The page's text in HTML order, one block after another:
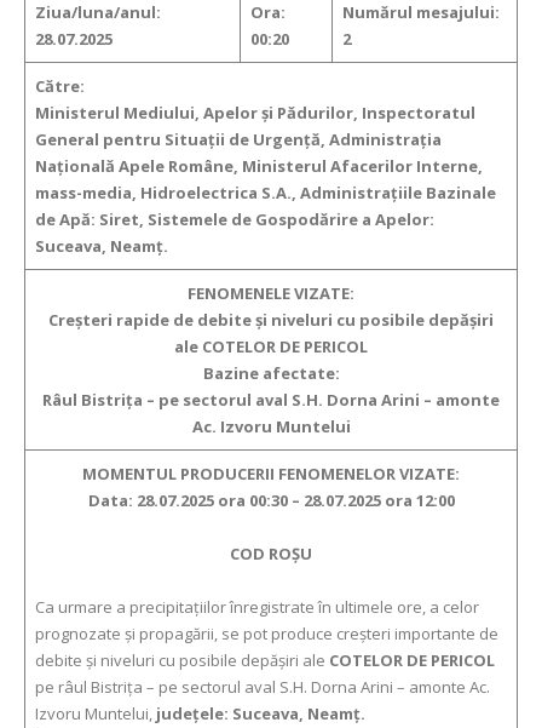
Ziua/luna/anul:
28.07.2025
Ora:
00:20
Numărul mesajului:
2
Către:
Ministerul Mediului, Apelor şi Pădurilor, Inspectoratul
General pentru Situaţii de Urgenţă, Administraţia
Naţională Apele Române, Ministerul Afacerilor Interne,
mass-media, Hidroelectrica S.A., Administraţiile Bazinale
de Apă: Siret, Sistemele de Gospodărire a Apelor:
Suceava, Neamț.
FENOMENELE VIZATE:
Creşteri rapide de debite şi niveluri cu posibile depășiri
ale COTELOR DE PERICOL
Bazine afectate:
Râul Bistrița – pe sectorul aval S.H. Dorna Arini – amonte
Ac. Izvoru Muntelui
MOMENTUL PRODUCERII FENOMENELOR VIZATE:
Data: 28.07.2025 ora 00:30 – 28.07.2025 ora 12:00
COD ROȘU
Ca urmare a precipitațiilor înregistrate în ultimele ore, a celor
prognozate și propagării, se pot produce creşteri importante de
debite şi niveluri cu posibile depăşiri ale COTELOR DE PERICOL
pe râul Bistrița – pe sectorul aval S.H. Dorna Arini – amonte Ac.
Izvoru Muntelui, județele: Suceava, Neamț.